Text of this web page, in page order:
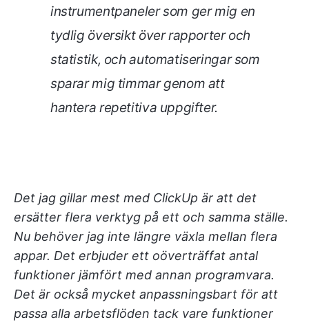
instrumentpaneler som ger mig en
tydlig översikt över rapporter och
statistik, och automatiseringar som
sparar mig timmar genom att
hantera repetitiva uppgifter.
Det jag gillar mest med ClickUp är att det
ersätter flera verktyg på ett och samma ställe.
Nu behöver jag inte längre växla mellan flera
appar. Det erbjuder ett oöverträffat antal
funktioner jämfört med annan programvara.
Det är också mycket anpassningsbart för att
passa alla arbetsflöden tack vare funktioner